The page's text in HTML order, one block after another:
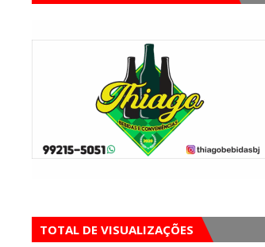
TOTAL DE VISUALIZAÇÕES